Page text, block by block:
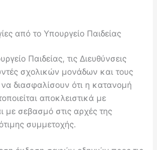
από το Υπουργείο Παιδείας
Παιδείας, τις Διευθύνσεις
σχολικών μονάδων και τους
διασφαλίσουν ότι η κατανομή
αποκλειστικά με
με σεβασμό στις αρχές της
συμμετοχής.